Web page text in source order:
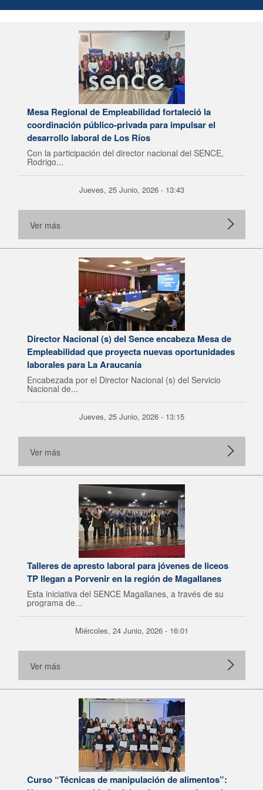
Mesa Regional de Empleabilidad fortaleció la
coordinación público-privada para impulsar el
desarrollo laboral de Los Ríos
Con la participación del director nacional del SENCE,
Rodrigo...
Jueves, 25 Junio, 2026 - 13:43
Ver más
Director Nacional (s) del Sence encabeza Mesa de
Empleabilidad que proyecta nuevas oportunidades
laborales para La Araucanía
Encabezada por el Director Nacional (s) del Servicio
Nacional de...
Jueves, 25 Junio, 2026 - 13:15
Ver más
Talleres de apresto laboral para jóvenes de liceos
TP llegan a Porvenir en la región de Magallanes
Esta iniciativa del SENCE Magallanes, a través de su
programa de...
Miércoles, 24 Junio, 2026 - 16:01
Ver más
Curso “Técnicas de manipulación de alimentos”: